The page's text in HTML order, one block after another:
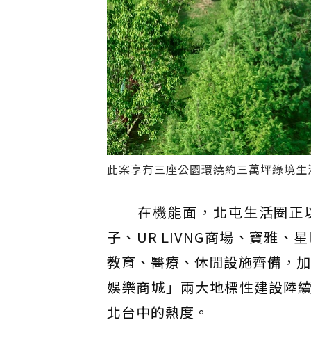
此案享有三座公園環繞約三萬坪綠境
在機能面，北屯生活圈正
子、UR LIVNG商場、寶雅、
教育、醫療、休閒設施齊備，
娛樂商城」兩大地標性建設陸
北台中的熱度。